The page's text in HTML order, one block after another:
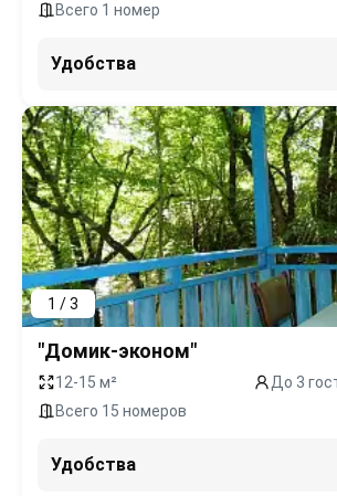
Всего 1 номер
Удобства
1 / 3
"Домик-эконом"
12-15 м²
До 3
Всего 15 номеров
Удобства